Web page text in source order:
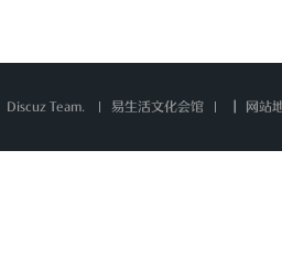
Discuz Team. 易生活文化会馆 网站